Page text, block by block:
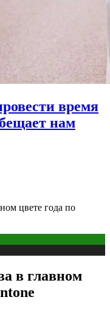
время
нам
цвете года по
в главном